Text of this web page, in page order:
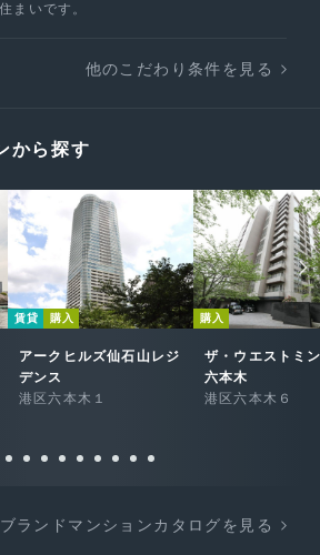
まいです。
他のこだわり条件を見る
から探す
賃貸 購入
アークヒルズ仙石山レジ
デンス
港区六本木１
購入
ザ・ウエストミ
六本木
港区六本木６
ブランドマンションカタログを見る